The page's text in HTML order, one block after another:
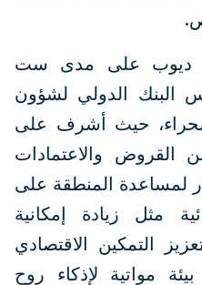
ديوب على مدى ست
البنك الدولي لشؤون
حيث أشرف على
والاعتمادات
مليار دولار لمساعدة المنطقة على
مثل زيادة إمكانية
التمكين الاقتصادي
مواتية لإذكاء روح